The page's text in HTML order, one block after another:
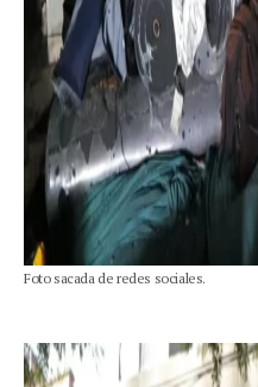
Foto sacada de redes sociales.